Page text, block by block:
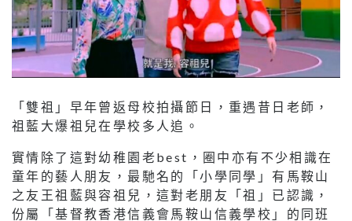
「雙祖」早年曾返母校拍攝節日，重遇昔日老師，
祖藍大爆祖兒在學校多人追。
實情除了這對幼稚園老best，圈中亦有不少相識在
童年的藝人朋友，最馳名的「小學同學」有馬鞍山
之友王祖藍與容祖兒，這對老朋友「祖」已認識，
份屬「基督教香港信義會馬鞍山信義學校」的同班